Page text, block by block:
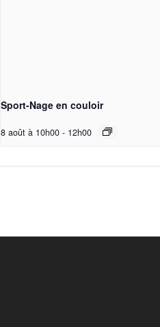
Sport-Nage en couloir
8 août à 10h00 - 12h00